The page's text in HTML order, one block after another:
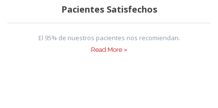
Pacientes Satisfechos
El 95% de nuestros pacientes nos recomiendan.
Read More »